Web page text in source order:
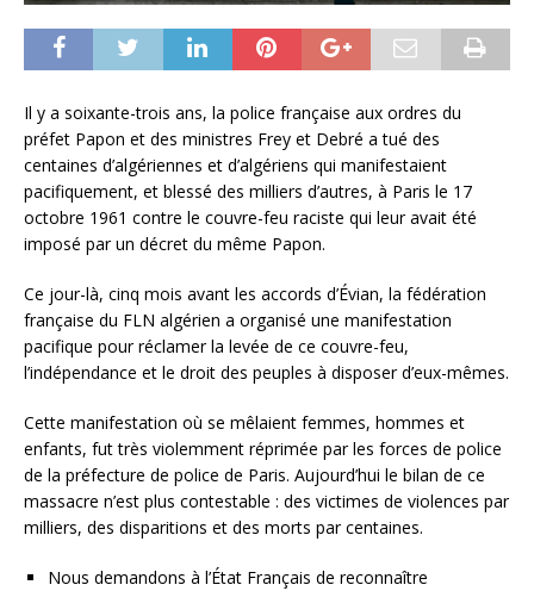
Il y a soixante-trois ans, la police française aux ordres du
préfet Papon et des ministres Frey et Debré a tué des
centaines d’algériennes et d’algériens qui manifestaient
pacifiquement, et blessé des milliers d’autres, à Paris le 17
octobre 1961 contre le couvre-feu raciste qui leur avait été
imposé par un décret du même Papon.
Ce jour-là, cinq mois avant les accords d’Évian, la fédération
française du FLN algérien a organisé une manifestation
pacifique pour réclamer la levée de ce couvre-feu,
l’indépendance et le droit des peuples à disposer d’eux-mêmes.
Cette manifestation où se mêlaient femmes, hommes et
enfants, fut très violemment réprimée par les forces de police
de la préfecture de police de Paris. Aujourd’hui le bilan de ce
massacre n’est plus contestable : des victimes de violences par
milliers, des disparitions et des morts par centaines.
Nous demandons à l’État Français de reconnaître